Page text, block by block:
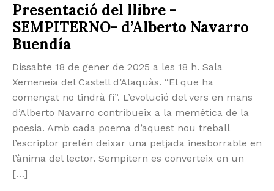
Presentació del llibre -
SEMPITERNO- d’Alberto Navarro
Buendía
Dissabte 18 de gener de 2025 a les 18 h. Sala
Xemeneia del Castell d’Alaquàs. “El que ha
començat no tindrà fi”. L’evolució del vers en mans
d’Alberto Navarro contribueix a la memética de la
poesia. Amb cada poema d’aquest nou treball
l’escriptor pretén deixar una petjada inesborrable en
l’ànima del lector. Sempitern es converteix en un
[…]